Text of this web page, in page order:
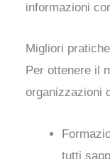
informazioni
Migliori
Per ottenere il
organizzazioni
tutti